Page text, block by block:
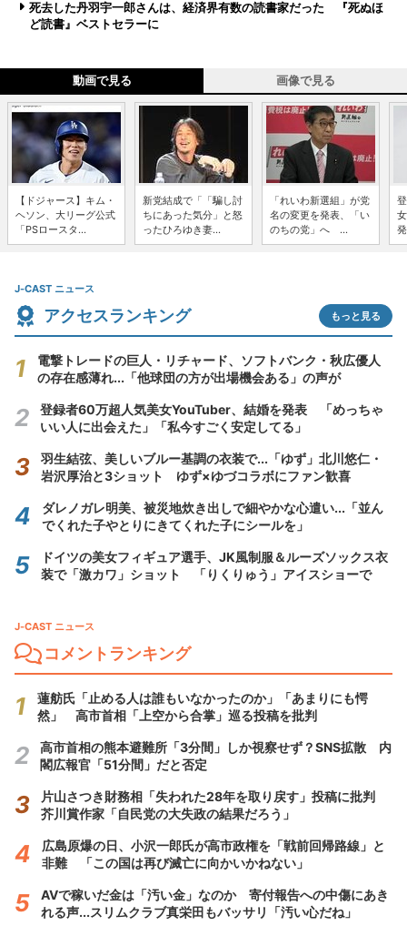
死去した丹羽宇一郎さんは、経済界有数の読書家だった 『死ぬほ
ど読書』ベストセラーに
動画で見る 画像で見る
【ドジャース】キム・
ヘソン、大リーグ公式
「PSロースタ...
新党結成で「「騙し討
ちにあった気分」と怒
ったひろゆき妻...
「れいわ新選組」が党
名の変更を発表、「い
のちの党」へ ...
J-CAST ニュース
アクセスランキング もっと見る
電撃トレードの巨人・リチャード、ソフトバンク・秋広優人
の存在感薄れ...「他球団の方が出場機会ある」の声が
登録者60万超人気美女YouTuber、結婚を発表 「めっちゃ
いい人に出会えた」「私今すごく安定してる」
羽生結弦、美しいブルー基調の衣装で...「ゆず」北川悠仁・
岩沢厚治と3ショット ゆず×ゆづコラボにファン歓喜
ダレノガレ明美、被災地炊き出しで細やかな心遣い...「並ん
でくれた子やとりにきてくれた子にシールを」
ドイツの美女フィギュア選手、JK風制服＆ルーズソックス衣
装で「激カワ」ショット 「りくりゅう」アイスショーで
J-CAST ニュース
コメントランキング
蓮舫氏「止める人は誰もいなかったのか」「あまりにも愕
然」 高市首相「上空から合掌」巡る投稿を批判
高市首相の熊本避難所「3分間」しか視察せず？SNS拡散 内
閣広報官「51分間」だと否定
片山さつき財務相「失われた28年を取り戻す」投稿に批判
芥川賞作家「自民党の大失政の結果だろう」
広島原爆の日、小沢一郎氏が高市政権を「戦前回帰路線」と
非難 「この国は再び滅亡に向かいかねない」
AVで稼いだ金は「汚い金」なのか 寄付報告への中傷にあき
れる声...スリムクラブ真栄田もバッサリ「汚い心だね」